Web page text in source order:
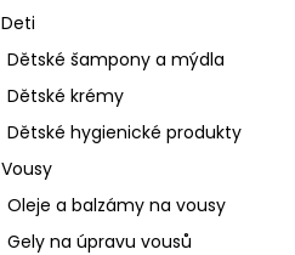
Deti
Dětské šampony a mýdla
Dětské krémy
Dětské hygienické produkty
Vousy
Oleje a balzámy na vousy
Gely na úpravu vousů